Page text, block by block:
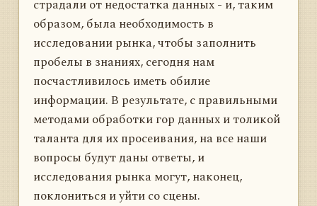
страдали от недостатка данных - и, таким
образом, была необходимость в
исследовании рынка, чтобы заполнить
пробелы в знаниях, сегодня нам
посчастливилось иметь обилие
информации. В результате, с правильными
методами обработки гор данных и толикой
таланта для их просеивания, на все наши
вопросы будут даны ответы, и
исследования рынка могут, наконец,
поклониться и уйти со сцены.